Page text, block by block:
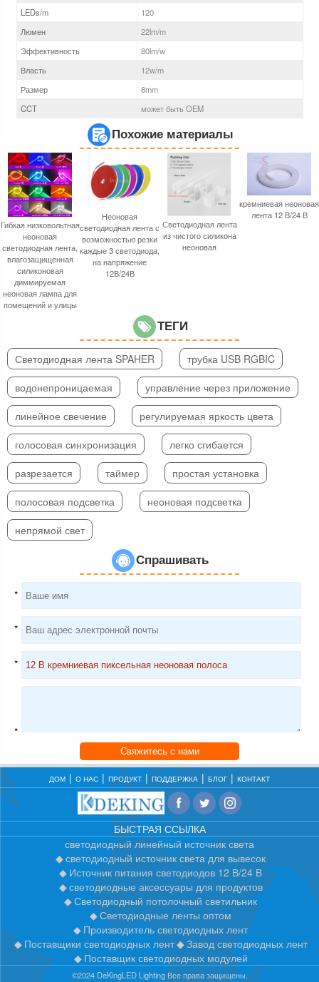
LEDs/m
120
Люмен
22lm/m
Эффективность
80lm/w
Власть
12w/m
Размер
8mm
CCT
может быть OEM
Похожие материалы
Гибкая низковольтная
неоновая
светодиодная лента,
влагозащищенная
силиконовая
диммируемая
неоновая лампа для
помещений и улицы
Неоновая
светодиодная лента с
возможностью резки
каждые 3 светодиода,
на напряжение
12В/24В
Светодиодная лента
из чистого силикона
неоновая
кремниевая неоновая
лента 12 В/24 В
ТЕГИ
Светодиодная лента SPAHER
трубка USB RGBIC
водонепроницаемая
управление через приложение
линейное свечение
регулируемая яркость цвета
голосовая синхронизация
легко сгибается
разрезается
таймер
простая установка
полосовая подсветка
неоновая подсветка
непрямой свет
Спрашивать
*
*
*
*
Свяжитесь с нами
ДОМ О НАС ПРОДУКТ ПОДДЕРЖКА БЛОГ КОНТАКТ
БЫСТРАЯ ССЫЛКА
светодиодный линейный источник света
светодиодный источник света для вывесок
Источник питания светодиодов 12 В/24 В
светодиодные аксессуары для продуктов
Светодиодный потолочный светильник
Светодиодные ленты оптом
Производитель светодиодных лент
Поставщики светодиодных лент
Завод светодиодных лент
Поставщик светодиодных модулей
©2024 DeKingLED Lighting Все права защищены.